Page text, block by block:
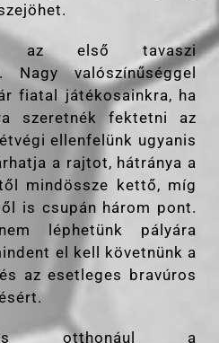
az első tavaszi
Nagy valószínűséggel
fiatal játékosainkra, ha
szeretnék fektetni az
ellenfelünk ugyanis
a rajtot, hátránya a
mindössze kettő, míg
is csupán három pont.
léphetünk pályára
el kell követnünk a
az esetleges bravúros
otthonául a